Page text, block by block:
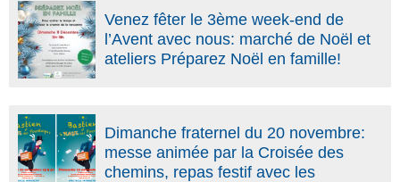
Venez fêter le 3ème week-end de
l’Avent avec nous: marché de Noël et
ateliers Préparez Noël en famille!
Dimanche fraternel du 20 novembre:
messe animée par la Croisée des
chemins, repas festif avec les